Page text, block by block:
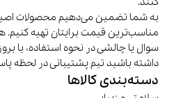
به شما تضمین می‌دهیم محصولات اصیل
مناسب‌ترین قیمت برایتان تهیه
سوال یا چالشی در نحوه استفاده، یا
داشته باشید تیم پشتیبانی در لحظه
دسته‌بندی کالاها